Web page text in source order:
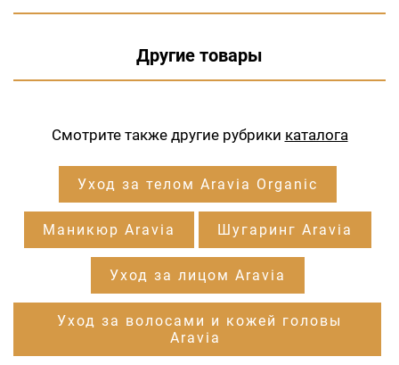
Другие товары
Смотрите также другие рубрики каталога
Уход за телом Aravia Organic
Маникюр Aravia Шугаринг Aravia
Уход за лицом Aravia
Уход за волосами и кожей головы
Aravia